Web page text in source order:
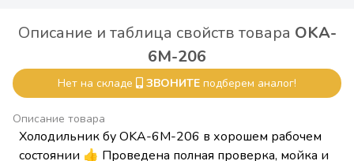
Описание и таблица свойств товара OKA-
6M-206
Нет на складе ЗВОНИТЕ подберем аналог!
Описание товара
Холодильник бу OKA-6M-206 в хорошем рабочем
состоянии 👍 Проведена полная проверка, мойка и